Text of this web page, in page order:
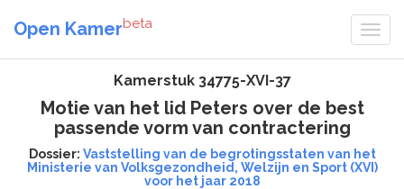
Open Kamerbeta
Kamerstuk 34775-XVI-37
Motie van het lid Peters over de best
passende vorm van contractering
Dossier: Vaststelling van de begrotingsstaten van het
Ministerie van Volksgezondheid, Welzijn en Sport (XVI)
voor het jaar 2018